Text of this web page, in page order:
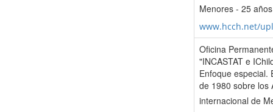
Menores - 25
www.hcch.net/
Oficina
"INCASTAT e
Enfoque especial.
de 1980 sobre los
internacional de